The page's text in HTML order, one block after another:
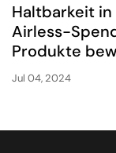
Haltbarkeit
Airless-
Produkte
Jul 04, 2024